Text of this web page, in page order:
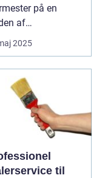
på en
af
2025
til